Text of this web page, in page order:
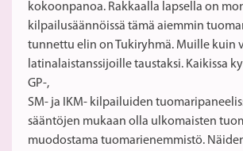
kokoonpanoa. Rakkaalla lapsella on
kilpailusäännöissä tämä aiemmin
tunnettu elin on Tukiryhmä. Muille kuin
latinalaistanssijoille taustaksi. Kaikissa
GP-,
SM- ja IKM- kilpailuiden
sääntöjen mukaan olla ulkomaisten
muodostama tuomarienemmistö.